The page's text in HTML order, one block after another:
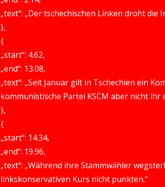
„text“: „Der tschechischen Linken droht die
},
{
„start“: 4.62,
„end“: 13.08,
„text“: „Seit Januar gilt in Tschechien ein
kommunistische Partei KSCM aber nicht ihr
},
{
„start“: 14.34,
„end“: 19.96,
„text“: „Während ihre Stammwähler
linkskonservativen Kurs nicht punkten.“